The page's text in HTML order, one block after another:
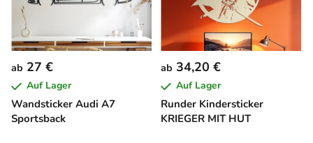
Wandsticker Audi A7
Sportsback
ab 27 €
Auf Lager
Runder Kindersticker
KRIEGER MIT HUT
ab 34,20 €
Auf Lager